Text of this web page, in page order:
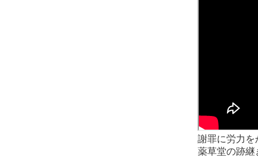
謝罪に労力を
薬草堂の跡継